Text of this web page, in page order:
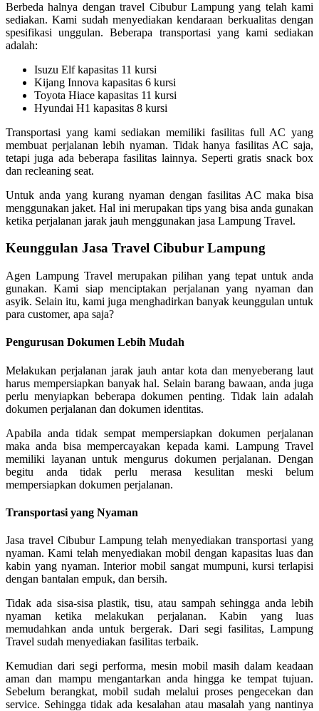
Berbeda halnya dengan travel Cibubur Lampung yang telah kami
sediakan. Kami sudah menyediakan kendaraan berkualitas dengan
spesifikasi unggulan. Beberapa transportasi yang kami sediakan
adalah:
Isuzu Elf kapasitas 11 kursi
Kijang Innova kapasitas 6 kursi
Toyota Hiace kapasitas 11 kursi
Hyundai H1 kapasitas 8 kursi
Transportasi yang kami sediakan memiliki fasilitas full AC yang
membuat perjalanan lebih nyaman. Tidak hanya fasilitas AC saja,
tetapi juga ada beberapa fasilitas lainnya. Seperti gratis snack box
dan recleaning seat.
Untuk anda yang kurang nyaman dengan fasilitas AC maka bisa
menggunakan jaket. Hal ini merupakan tips yang bisa anda gunakan
ketika perjalanan jarak jauh menggunakan jasa Lampung Travel.
Keunggulan Jasa Travel Cibubur Lampung
Agen Lampung Travel merupakan pilihan yang tepat untuk anda
gunakan. Kami siap menciptakan perjalanan yang nyaman dan
asyik. Selain itu, kami juga menghadirkan banyak keunggulan untuk
para customer, apa saja?
Pengurusan Dokumen Lebih Mudah
Melakukan perjalanan jarak jauh antar kota dan menyeberang laut
harus mempersiapkan banyak hal. Selain barang bawaan, anda juga
perlu menyiapkan beberapa dokumen penting. Tidak lain adalah
dokumen perjalanan dan dokumen identitas.
Apabila anda tidak sempat mempersiapkan dokumen perjalanan
maka anda bisa mempercayakan kepada kami. Lampung Travel
memiliki layanan untuk mengurus dokumen perjalanan. Dengan
begitu anda tidak perlu merasa kesulitan meski belum
mempersiapkan dokumen perjalanan.
Transportasi yang Nyaman
Jasa travel Cibubur Lampung telah menyediakan transportasi yang
nyaman. Kami telah menyediakan mobil dengan kapasitas luas dan
kabin yang nyaman. Interior mobil sangat mumpuni, kursi terlapisi
dengan bantalan empuk, dan bersih.
Tidak ada sisa-sisa plastik, tisu, atau sampah sehingga anda lebih
nyaman ketika melakukan perjalanan. Kabin yang luas
memudahkan anda untuk bergerak. Dari segi fasilitas, Lampung
Travel sudah menyediakan fasilitas terbaik.
Kemudian dari segi performa, mesin mobil masih dalam keadaan
aman dan mampu mengantarkan anda hingga ke tempat tujuan.
Sebelum berangkat, mobil sudah melalui proses pengecekan dan
service. Sehingga tidak ada kesalahan atau masalah yang nantinya